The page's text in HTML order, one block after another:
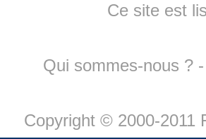
Ce site est
Qui sommes-nous ? -
Copyright © 2000-2011